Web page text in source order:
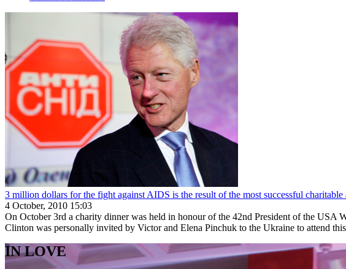
3 million dollars for the fight against AIDS is the result of the most successful
4 October, 2010 15:03
On October 3rd a charity dinner was held in honour of the 42nd President of the
Clinton was personally invited by Victor and Elena Pinchuk to the Ukraine to attend
IN LOVE